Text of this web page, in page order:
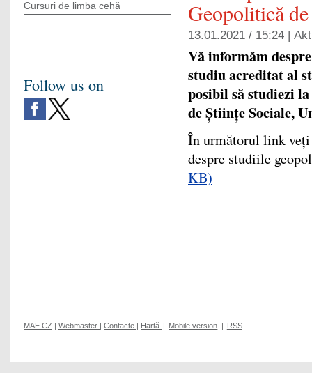
Geopolitică
13.01.2021 / 15:24 |
Vă informăm
studiu acreditat al
posibil să studiezi
de Științe Sociale,
În următorul link
despre studiile
KB)
Cursuri de limba cehă
Follow us on
MAE CZ | Webmaster | Contacte | Hartă | Mobile version | RSS